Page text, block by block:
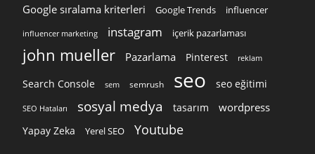
Google sıralama kriterleri Google Trends influencer
influencer marketing instagram içerik pazarlaması
john mueller Pazarlama Pinterest reklam
Search Console sem semrush seo seo eğitimi
SEO Hataları sosyal medya tasarım wordpress
Yapay Zeka Yerel SEO Youtube